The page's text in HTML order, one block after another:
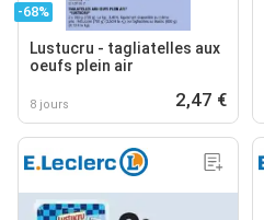
-68%
Lustucru - tagliatelles aux
oeufs plein air
8 jours 2,47 €